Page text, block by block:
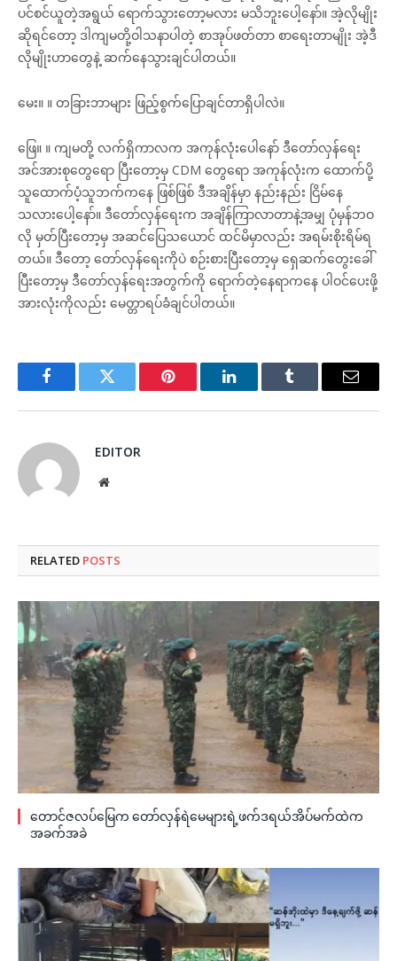
ပင်စင်ယူတဲ့အရွယ် ရောက်သွားတော့မလား မသိဘူးပေါ့နော်။ အဲ့လိုမျိုး
ဆိုရင်တော့ ဒါကျမတို့ဝါသနာပါတဲ့ စာအုပ်ဖတ်တာ စာရေးတာမျိုး အဲ့ဒီ
လိုမျိုးဟာတွေနဲ့ ဆက်နေသွားချင်ပါတယ်။
မေး။ ။ တခြားဘာများ ဖြည့်စွက်ပြောချင်တာရှိပါလဲ။
ဖြေ။ ။ ကျမတို့ လက်ရှိကာလက အကုန်လုံးပေါနော် ဒီတော်လှန်ရေး
အင်အားစုတွေရော ပြီးတော့မှ CDM တွေရော အကုန်လုံးက ထောက်ပို့
သူထောက်ပံ့သူဘက်ကနေ ဖြစ်ဖြစ် ဒီအချိန်မှာ နည်းနည်း ငြိမ်နေ
သလားပေါ့နော်။ ဒီတော်လှန်ရေးက အချိန်ကြာလာတာနဲ့အမျှ ပုံမှန်ဘဝ
လို မှတ်ပြီးတော့မှ အဆင်ပြေသယောင် ထင်မိမှာလည်း အရမ်းစိုးရိမ်ရ
တယ်။ ဒီတော့ တော်လှန်ရေးကိုပဲ စဉ်းစားပြီးတော့မှ ရှေဆက်တွေးခေါ်
ပြီးတော့မှ ဒီတော်လှန်ရေးအတွက်ကို ရောက်တဲ့နေရာကနေ ပါဝင်ပေးဖို့
အားလုံးကိုလည်း မေတ္တာရပ်ခံချင်ပါတယ်။
FacebookTwitter Pinterest LinkedInTumblr Email
EDITOR
Website
RELATED POSTS
တောင်ဇလပ်မြေက တော်လှန်ရဲမေများရဲ့ဖက်ဒရယ်အိပ်မက်ထဲက
အခက်အခဲ